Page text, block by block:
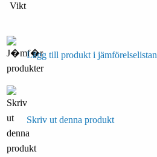
Vikt
Lägg till produkt i jämförelselistan
Skriv ut denna produkt